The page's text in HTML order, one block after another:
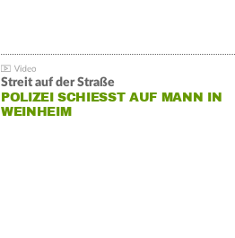
Streit auf der Straße
POLIZEI SCHIESST AUF MANN IN W
EINHEIM